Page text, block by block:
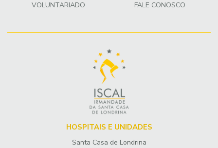
VOLUNTARIADO
FALE CONOSCO
HOSPITAIS E UNIDADES
Santa Casa de Londrina